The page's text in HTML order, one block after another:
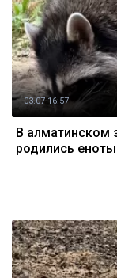
03.07 16:57
В алматинском
родились еноты